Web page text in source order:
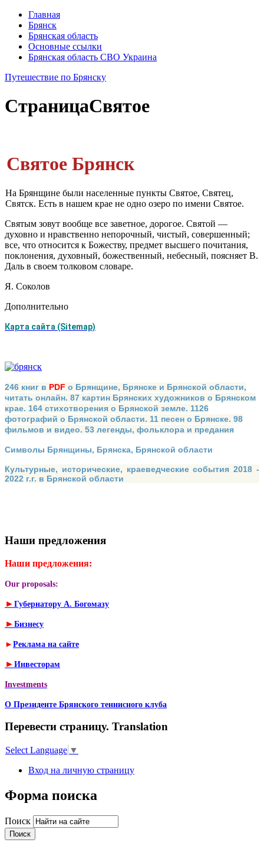
Главная
Брянск
Брянская область
Основные ссылки
Брянская область СВО Украина
Путешествие по Брянску
СтраницаСвятое
Святое Брянск
На Брянщине были населенные пункты Святое, Святец,
Святск. Есть в на­шем крае не одно озеро по имени Святое.
Святым зовут вообще все заветное, дорогое. Святой —
духовно и нравствен­но непорочный, чистый, совершенный;
все, что относится к Божеству, предмет высшего почитания,
поклонения, духовный, божественный, небесный, поясня­ет В.
Даль в своем толковом словаре.
Я. Соколов
Дополнительно
Карта сайта (Sitemap)
246 книг в PDF о Брянщине, Брянске и Брянской области,
читать онлайн. 87 картин Брянских художников о Брянском
крае. 164 стихотворения о Брянской земле. 1126
фотографий о Брянской области. 11 песен о Брянске. 98
фильмов и видео. 53 легенды, фольклора и предания
Символы Брянщины, Брянска, Брянской области
Культурные, исторические, краеведческие события 2018 -
2022 г.г. в Брянской области
Наши предложения
Наши предложения:
Our proposals:
► Губернатору А. Богомазу
► Бизнесу
► Реклама на сайте
► Инвесторам
Investments
О Президенте Брянского теннисного клуба
Перевести страницу. Translation
Select Language ▼
Вход на личную страницу
Форма поиска
Поиск